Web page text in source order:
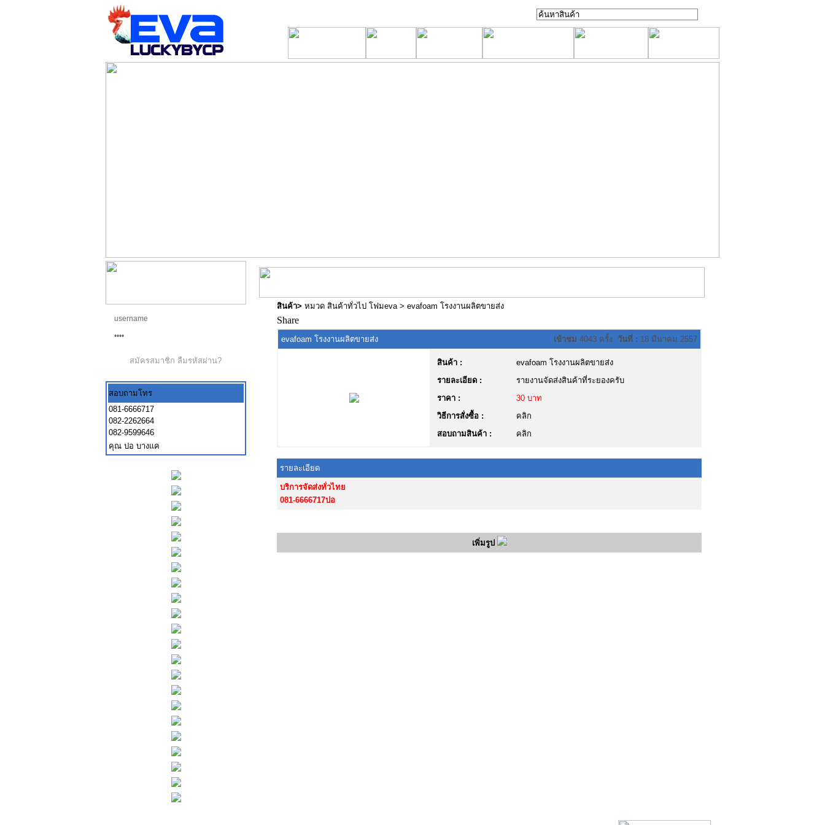
สมัครสมาชิก ลืมรหัสผ่าน?
สอบถามโทร
081-6666717
082-2262664
082-9599646
คุณ ปอ บางแค
สินค้า> หมวด สินค้าทั่วไป โฟมeva > evafoam โรงงานผลิตขายส่ง
Share
evafoam โรงงานผลิตขายส่ง เข้าชม 4043 ครั้ง วันที่ : 18 มีนาคม 2557
สินค้า :
evafoam โรงงานผลิตขายส่ง
รายละเอียด :
รายงานจัดส่งสินค้าที่ระยองครับ
ราคา :
30 บาท
วิธีการสั่งซื้อ :
คลิก
สอบถามสินค้า :
คลิก
รายละเอียด
บริการจัดส่งทั่วไทย
081-6666717ปอ
เพิ่มรูป